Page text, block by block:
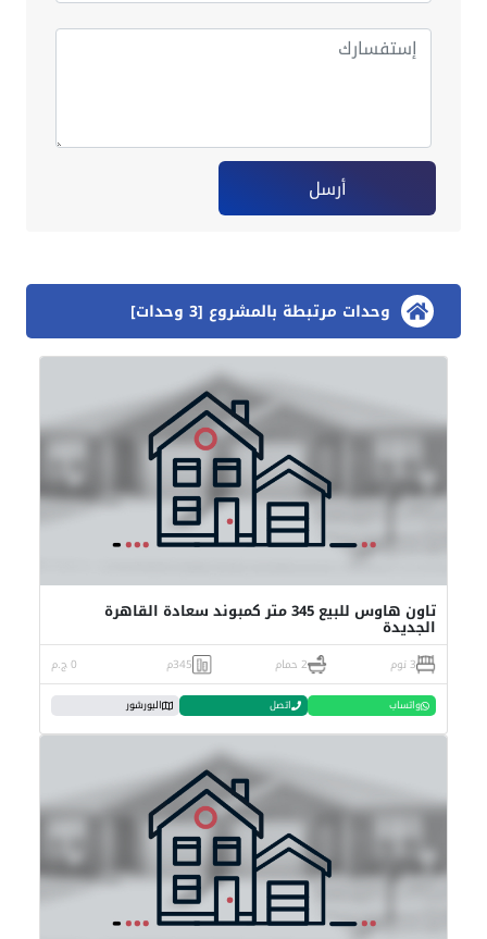
أرسل
وحدات مرتبطة بالمشروع [3 وحدات]
تاون هاوس للبيع 345 متر كمبوند سعادة القاهرة
الجديدة
3 نوم 2 حمام 345م 0 ج.م
واتساب اتصل البورشور